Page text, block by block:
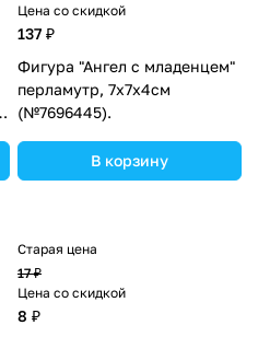
Цена со скидкой
137 ₽
Фигура "Ангел с младенцем"
перламутр, 7х7х4см
(№7696445).
В корзину
Старая цена
17 ₽
Цена со скидкой
8 ₽